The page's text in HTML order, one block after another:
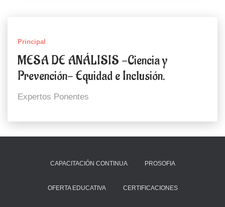
Principal
MESA DE ANÁLISIS -Ciencia y
Prevención- Equidad e Inclusión.
Expertos Ponentes
CAPACITACIÓN CONTINUA PROSOFIA
OFERTA EDUCATIVA CERTIFICACIONES